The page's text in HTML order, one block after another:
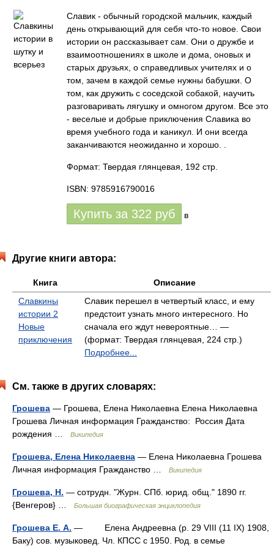
Славик - обычный городской мальчик, каждый
день открывающий для себя что-то новое. Свои
истории он рассказывает сам. Они о дружбе и
взаимоотношениях в школе и дома, оновых и
старых друзьях, о справедливых учителях и о
том, зачем в каждой семье нужны бабушки. О
том, как дружить с соседской собакой, научить
разговаривать лягушку и омногом другом. Все это
- веселые и добрые приключения Славика во
время учебного года и каникул. И они всегда
заканчиваются неожиданно и хорошо. .
Формат: Твердая глянцевая, 192 стр.
ISBN: 9785916790016
Купить за 322 руб в
Другие книги автора:
Книга
Описание
Славкины
истории 2
Новые
приключения
Славик перешел в четвертый класс, и ему
предстоит узнать много интересного. Но
сначала его ждут невероятные… —
(формат: Твердая глянцевая, 224 стр.)
Подробнее...
См. также в других словарях:
Грошева — Грошева, Елена Николаевна Елена Николаевна
Грошева Личная информация Гражданство: Россия Дата
рождения …
Википедия
Грошева, Елена Николаевна — Елена Николаевна Грошева
Личная информация Гражданство …
Википедия
Грошева, Н. — сотрудн. "Журн. СПб. юрид. общ." 1890 гг.
{Венгеров} …
Большая биографическая энциклопедия
Грошева Е. А. — Елена Андреевна (р. 29 VIII (11 IX) 1908,
Баку) сов. музыковед. Чл. КПСС с 1950. Род. в семье